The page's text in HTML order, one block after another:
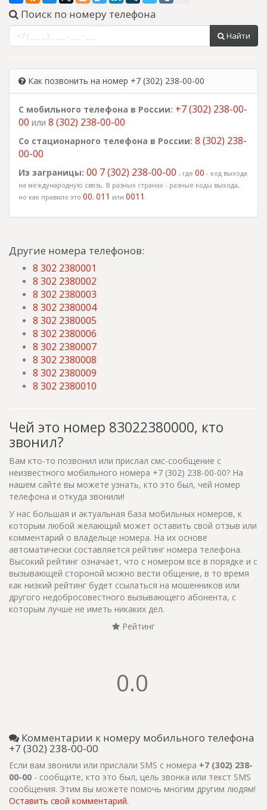
Поиск по номеру телефона
Найти
Как позвонить на номер +7 (302) 238-00-00
С мобильного телефона в России: +7 (302) 238-00-
00 или 8 (302) 238-00-00
Со стационарного телефона в России: 8 (302) 238-
00-00
Из заграницы: 00 7 (302) 238-00-00 , где 00 - код выхода
на международную связь. В разных странах - разные коды выхода,
но как правило это 00, 011 или 0011 .
Другие номера телефонов:
8 302 2380001
8 302 2380002
8 302 2380003
8 302 2380004
8 302 2380005
8 302 2380006
8 302 2380007
8 302 2380008
8 302 2380009
8 302 2380010
Чей это номер 83022380000, кто
звонил?
Вам кто-то позвонил или прислал смс-сообщение с
неизвестного мобильного номера +7 (302) 238-00-00? На
нашем сайте вы можете узнать, кто это был, чей номер
телефона и откуда звонили!
У нас большая и актуальная база мобильных номеров, к
которым любой желающий может оставить свой отзыв или
комментарий о владельце номера. На их основе
автоматически составляется рейтинг номера телефона.
Высокий рейтинг означает, что с номером все в порядке и с
вызывающей стороной можно вести общение, в то время
как низкий рейтинг будет ссылаться на мошенников или
другого недобросовестного вызывающего абонента, с
которым лучше не иметь никаких дел.
Рейтинг
0.0
Комментарии к номеру мобильного телефона
+7 (302) 238-00-00
Если вам звонили или прислали SMS с номера +7 (302) 238-
00-00 - сообщите, кто это был, цель звонка или текст SMS
сообщения. Этим вы можете помочь многим другим людям!
Оставить свой комментарий.